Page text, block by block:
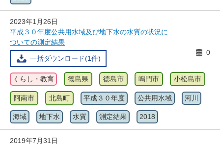
2023年1月26日
平成３０年度公共用水域及び地下水の水質の状況に
ついての測定結果
一括ダウンロード(1件)
0
くらし・教育 徳島県 徳島市 鳴門市 小松島市
阿南市 北島町 平成３０年度 公共用水域 河川
海域 地下水 水質 測定結果 2018
2019年7月31日